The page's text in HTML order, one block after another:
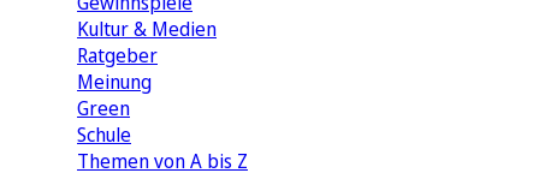
Kultur & Medien
Ratgeber
Meinung
Green
Schule
Themen von A bis Z